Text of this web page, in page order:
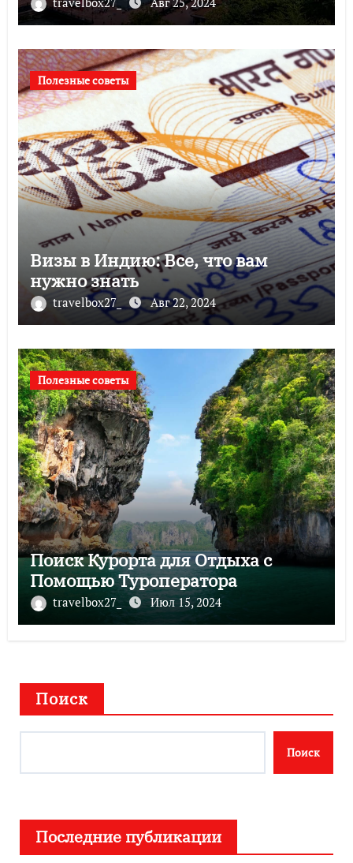
Полезные советы
Визы в Индию: Все, что вам
нужно знать
travelbox27_ Авг 22, 2024
Полезные советы
Поиск Курорта для Отдыха с
Помощью Туроператора
travelbox27_ Июл 15, 2024
Поиск
Поиск
Последние публикации